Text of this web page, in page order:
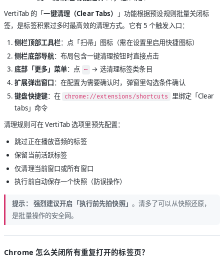
VertiTab 的「一键清理（Clear Tabs）
」功能根据预设规则批量关闭标
签，是标签积累过多时最高效的清理方式。它有 5 个触发入口：
侧栏顶部工具栏：点「扫帚」图标（需在设置里启用快捷图标）
侧栏底部导航：布局包含一键清理按钮时直接点击
底部「更多」菜单：点 ⋯ → 选清理标签类条目
扩展弹出窗口：在配置为需要确认时，弹窗里勾选条件确认
键盘快捷键：在 chrome://extensions/shortcuts
里绑定「Clear
tabs」命令
清理规则可在 VertiTab 选项里预先配置：
跳过正在播放音频的标签
保留当前活跃标签
仅清理当前窗口或所有窗口
执行前自动保存一个快照（防误操作）
提示： 强烈建议开启「执行前先拍快照」 。清多了可以从快照还原，
是批量操作的安全网。
Chrome 怎么关闭所有重复打开的标签页？